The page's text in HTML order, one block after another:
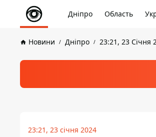
Дніпро Область
Новини Дніпро 23:21, 23 Січня
23:21, 23 січня 2024